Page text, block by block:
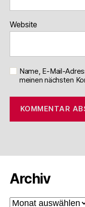
Website
Name, E-Mail-
meinen nächsten
Archiv
Archiv